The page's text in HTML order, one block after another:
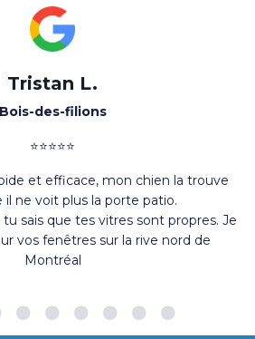
Tristan L.
Bois-des-filions
⭐⭐⭐⭐⭐
et efficace, mon chien la trouve
il ne voit plus la porte patio.
sais que tes vitres sont propres. Je
vos fenêtres sur la rive nord de
Montréal